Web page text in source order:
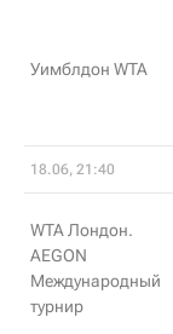
Уимблдон WTA
18.06, 21:40
WTA Лондон.
AEGON
Международный
турнир